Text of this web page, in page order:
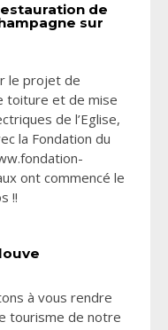
de
sur
le projet de
toiture et de mise
de l’Eglise,
la Fondation du
ont commencé le
!!
à vous rendre
tourisme de notre